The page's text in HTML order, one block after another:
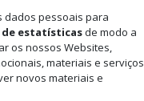
dados pessoais para
de estatísticasde modo a
os nossos Websites,
materiais e serviços
novos materiais e